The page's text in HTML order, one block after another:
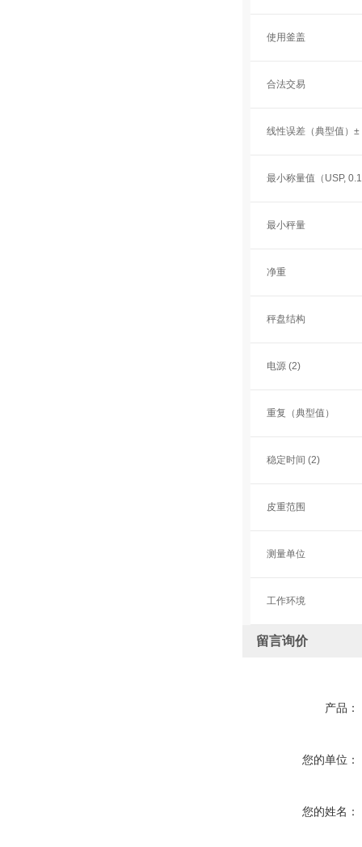
使用釜盖
合法交易
线性误差（典型值）±
最小称量值（USP,
最小秤量
净重
秤盘结构
电源 (2)
重复（典型值）
稳定时间 (2)
皮重范围
测量单位
工作环境
留言询价
产品：
您的单位：
您的姓名：